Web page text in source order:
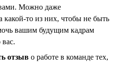
Можно даже
какой-то из них, чтобы не быть
вашим будущим кадрам
отзыв о работе в команде тех,